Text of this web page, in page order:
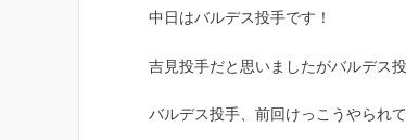
中日はバルデス投手です！
吉見投手だと思いましたがバルデス投
バルデス投手、前回けっこうやられ